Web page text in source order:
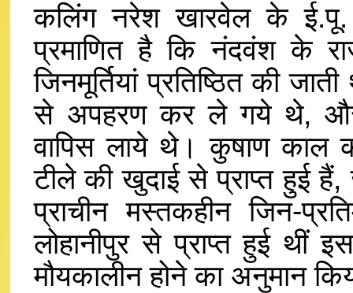
कलिंग नरेश खारवेल के ई.पू.
प्रमाणित है कि नंदवंश के
जिनमूर्तियां प्रतिष्ठित की
से अपहरण कर ले गये थे, और
वापिस लाये थे। कुषाण काल
टीले की खुदाई से प्राप्त हुई
प्राचीन मस्तकहीन जिन-
लोहानीपुर से प्राप्त हुई थीं
मौयकालीन होने का अनुमान